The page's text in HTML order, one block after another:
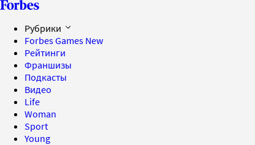
Рубрики
Forbes Games New
Рейтинги
Франшизы
Подкасты
Видео
Life
Woman
Sport
Young